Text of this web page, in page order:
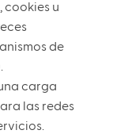
cookies u
de
carga
las redes